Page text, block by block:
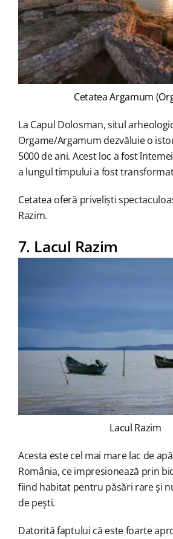
Cetatea Argamum
La Capul Dolosman, situl
Orgame/Argamum dezvăluie o
5000 de ani. Acest loc a fost
a lungul timpului a fost
Cetatea oferă priveliști
Razim.
7. Lacul Razim
Lacul Razim
Acesta este cel mai mare lac de
România, ce impresionează prin
fiind habitat pentru păsări rare și
de pești.
Datorită faptului că este foarte